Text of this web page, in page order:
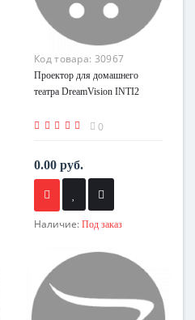
Код товара: 30967
Проектор для домашнего
театра DreamVision INTI2
0
0.00 руб.
Наличие: Под заказ